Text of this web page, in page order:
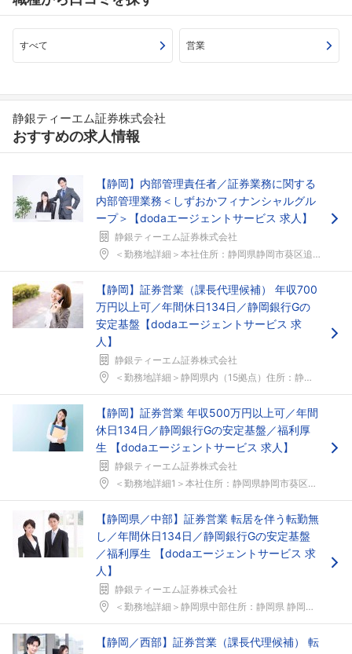
フォローしました
こちらの企業もフォローしませんか？
すべて 営業
静銀ティーエム証券株式会社
おすすめの求人情報
【静岡】内部管理責任者／証券業務に関する
内部管理業務＜しずおかフィナンシャルグル
ープ＞【dodaエージェントサービス 求人】
静銀ティーエム証券株式会社
＜勤務地詳細＞本社住所：静岡県静岡市葵区追手町1-...
【静岡】証券営業（課長代理候補） 年収700
万円以上可／年間休日134日／静岡銀行Gの
安定基盤【dodaエージェントサービス 求
人】
静銀ティーエム証券株式会社
＜勤務地詳細＞静岡県内（15拠点）住所：静岡県（静...
【静岡】証券営業 年収500万円以上可／年間
休日134日／静岡銀行Gの安定基盤／福利厚
生 【dodaエージェントサービス 求人】
静銀ティーエム証券株式会社
＜勤務地詳細1＞本社住所：静岡県静岡市葵区追手町1...
【静岡県／中部】証券営業 転居を伴う転勤無
し／年間休日134日／静岡銀行Gの安定基盤
／福利厚生 【dodaエージェントサービス 求
人】
静銀ティーエム証券株式会社
＜勤務地詳細＞静岡県中部住所：静岡県 静岡市 藤枝...
【静岡／西部】証券営業（課長代理候補） 転